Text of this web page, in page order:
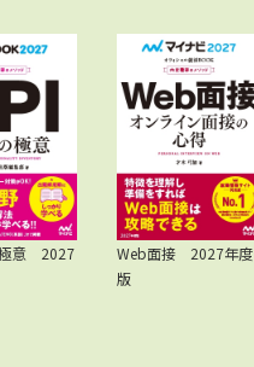
極意 2027
Web面接 2027年度
版